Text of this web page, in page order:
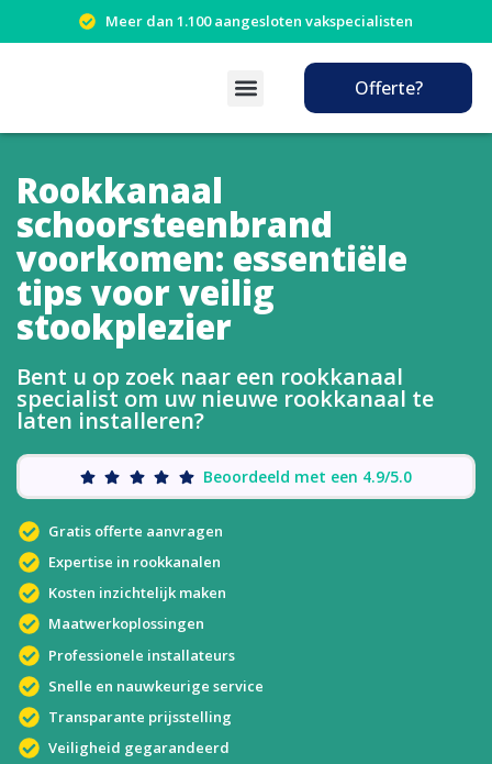
Meer dan 1.100 aangesloten vakspecialisten
Offerte?
Rookkanaal
schoorsteenbrand
voorkomen: essentiële
tips voor veilig
stookplezier
Bent u op zoek naar een rookkanaal
specialist om uw nieuwe rookkanaal te
laten installeren?
Beoordeeld met een 4.9/5.0
Gratis offerte aanvragen
Expertise in rookkanalen
Kosten inzichtelijk maken
Maatwerkoplossingen
Professionele installateurs
Snelle en nauwkeurige service
Transparante prijsstelling
Veiligheid gegarandeerd